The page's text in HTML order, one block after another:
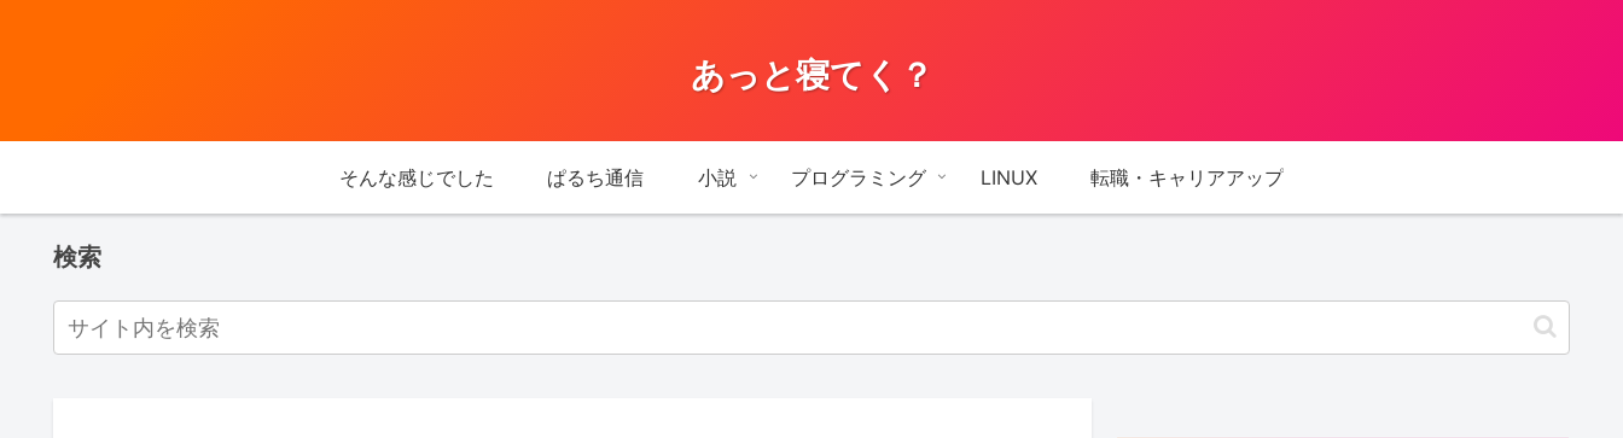
あっと寝てく？
そんな感じでした ぱるち通信 小説 プログラミング LINUX 転職・キャリアアップ
検索